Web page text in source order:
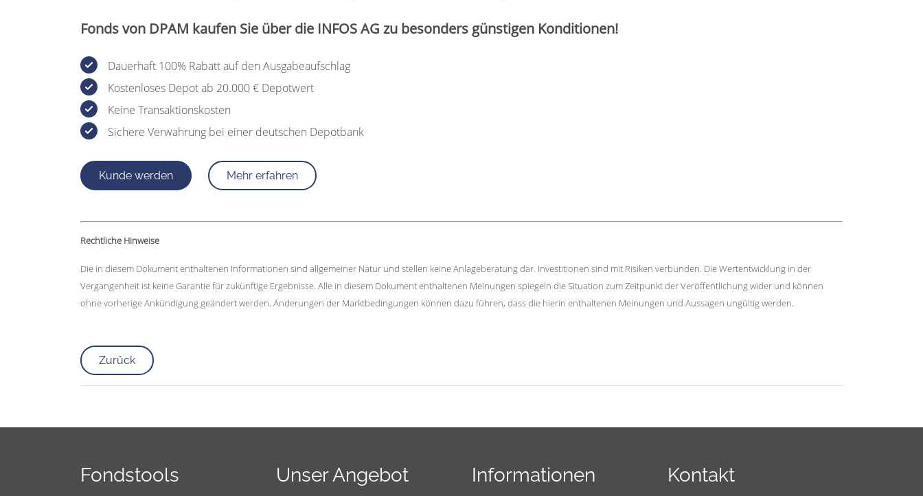
Fonds von DPAM kaufen Sie über die INFOS AG zu besonders günstigen Konditionen!
Dauerhaft 100% Rabatt auf den Ausgabeaufschlag
Kostenloses Depot ab 20.000 € Depotwert
Keine Transaktionskosten
Sichere Verwahrung bei einer deutschen Depotbank
Kunde werden Mehr erfahren
Rechtliche Hinweise
Die in diesem Dokument enthaltenen Informationen sind allgemeiner Natur und stellen keine Anlageberatung dar. Investitionen sind mit Risiken verbunden. Die Wertentwicklung in der
Vergangenheit ist keine Garantie für zukünftige Ergebnisse. Alle in diesem Dokument enthaltenen Meinungen spiegeln die Situation zum Zeitpunkt der Veröffentlichung wider und können
ohne vorherige Ankündigung geändert werden. Änderungen der Marktbedingungen können dazu führen, dass die hierin enthaltenen Meinungen und Aussagen ungültig werden.
Zurück
Fondstools Unser Angebot Informationen Kontakt